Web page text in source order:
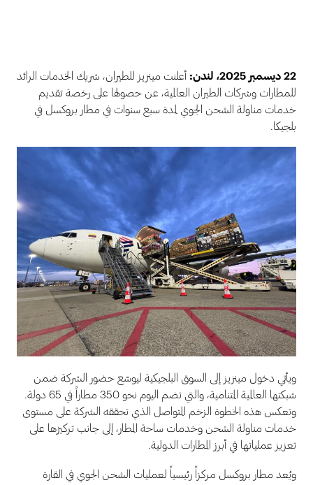
22 ديسمبر 2025، لندن:
أعلنت مينزيز للطيران، شريك الخدمات الرائد
للمطارات وشركات الطيران العالمية، عن حصولها على رخصة تقديم
خدمات مناولة الشحن الجوي لمدة سبع سنوات في مطار بروكسل في
بلجيكا.
ويأتي دخول مينزيز إلى السوق البلجيكية ليوسّع حضور الشركة ضمن
شبكتها العالمية المتنامية، والتي تضم اليوم نحو 350 مطاراً في 65 دولة.
وتعكس هذه الخطوة الزخم المتواصل الذي تحققه الشركة على مستوى
خدمات مناولة الشحن وخدمات ساحة المطار، إلى جانب تركيزها على
تعزيز عملياتها في أبرز المطارات الدولية.
ويُعد مطار بروكسل مركزاً رئيسياً لعمليات الشحن الجوي في القارة